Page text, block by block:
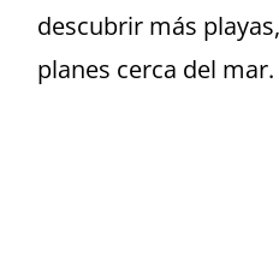
descubrir más
planes cerca del mar.